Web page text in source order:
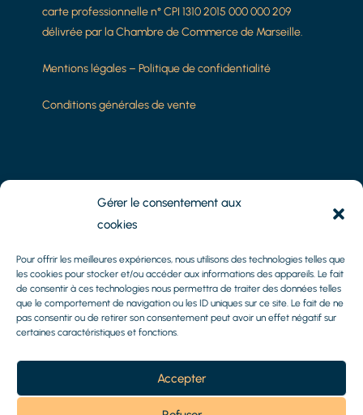
Gérer le consentement aux
cookies
Pour offrir les meilleures expériences, nous utilisons des technologies telles que
les cookies pour stocker et/ou accéder aux informations des appareils. Le fait
de consentir à ces technologies nous permettra de traiter des données telles
que le comportement de navigation ou les ID uniques sur ce site. Le fait de ne
pas consentir ou de retirer son consentement peut avoir un effet négatif sur
certaines caractéristiques et fonctions.
Accepter
carte professionnelle n° CPI 1310 2015 000 000 209
délivrée par la Chambre de Commerce de Marseille.
Mentions légales–Politique de confidentialité
Conditions générales de vente
Tél :06.61.15.51.14
Mail :axel@methys-patrimoine.fr